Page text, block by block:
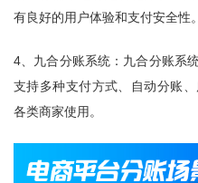
有良好的用户体验和支付安全性。
4、九合分账系统：九合分账系
支持多种支付方式、自动分账
各类商家使用。